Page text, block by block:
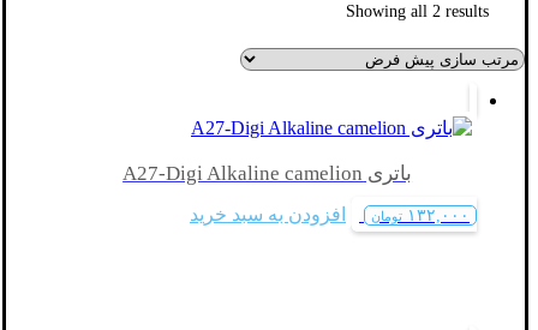
Showing all 2 results
باتری A27-Digi Alkaline camelion
۱۳۲,۰۰۰ تومان افزودن به سبد خرید